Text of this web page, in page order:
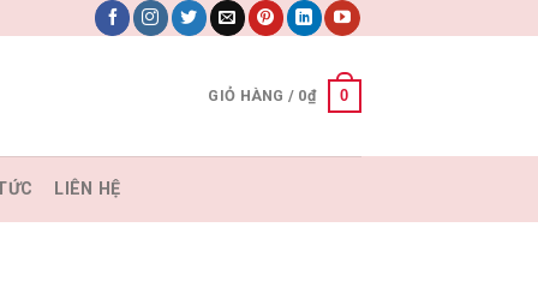
GIỎ HÀNG / 0₫ 0
LIÊN HỆ